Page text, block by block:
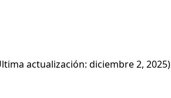
actualización: diciembre 2, 2025)